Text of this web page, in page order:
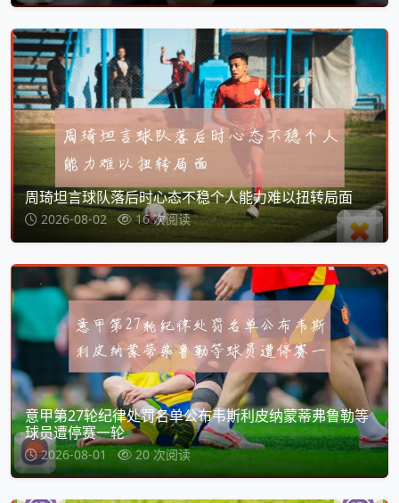
周琦坦言球队落后时心态不稳个人能力难以扭转局面
2026-08-02 16 次阅读
意甲第27轮纪律处罚名单公布韦斯利皮纳蒙蒂弗鲁勒等
球员遭停赛一轮
2026-08-01 20 次阅读